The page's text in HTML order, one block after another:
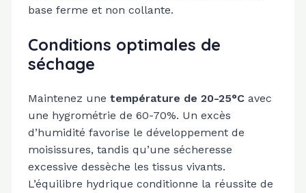
base ferme et non collante.
Conditions optimales de
séchage
Maintenez une température de 20-25°Cavec
une hygrométrie de 60-70%. Un excès
d’humidité favorise le développement de
moisissures, tandis qu’une sécheresse
excessive dessèche les tissus vivants.
L’équilibre hydrique conditionne la réussite de